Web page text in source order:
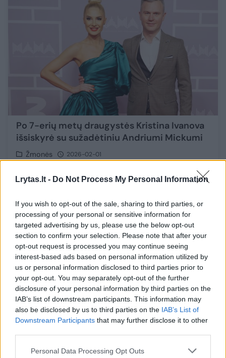
Lrytas.lt - Do Not Process My Personal Information
If you wish to opt-out of the sale, sharing to third parties, or
processing of your personal or sensitive information for
targeted advertising by us, please use the below opt-out
section to confirm your selection. Please note that after your
opt-out request is processed you may continue seeing
interest-based ads based on personal information utilized by
us or personal information disclosed to third parties prior to
your opt-out. You may separately opt-out of the further
disclosure of your personal information by third parties on the
IAB’s list of downstream participants. This information may
also be disclosed by us to third parties on the IAB’s List of
Downstream Participants that may further disclose it to other
Personal Data Processing Opt Outs
Po 7-erių metų draugystės Kristina Ivanova
išsiskyrė su sužadėtiniu Andriumi Mickumi
Žmonės 2026-02-01
17
Žinomi žmonės atskleidė, kaip po švenčių
grįžta į įprastą rutiną: pažėrė patarimų
Žmonės 2026-01-17